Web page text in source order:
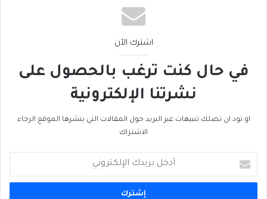
اشترك الآن
في حال كنت ترغب بالحصول على
نشرتنا الإلكترونية
او تود ان تصلك تنبيهات عبر البريد حول المقالات التي ينشرها الموقع الرجاء
الاشتراك
بريدك
الإلكتروني